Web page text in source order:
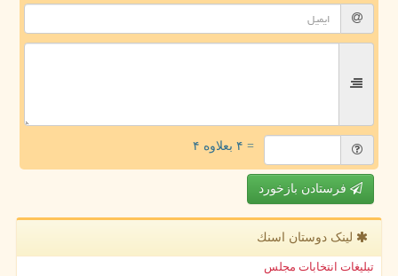
= ۴ بعلاوه ۴
فرستادن بازخورد
لینک دوستان اسنك
تبلیغات انتخابات مجلس